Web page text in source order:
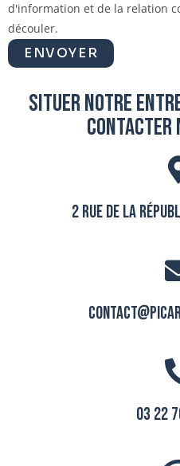
d'information et de la relation
découler.
Situer notre
contacter
2 Rue de la
03 22